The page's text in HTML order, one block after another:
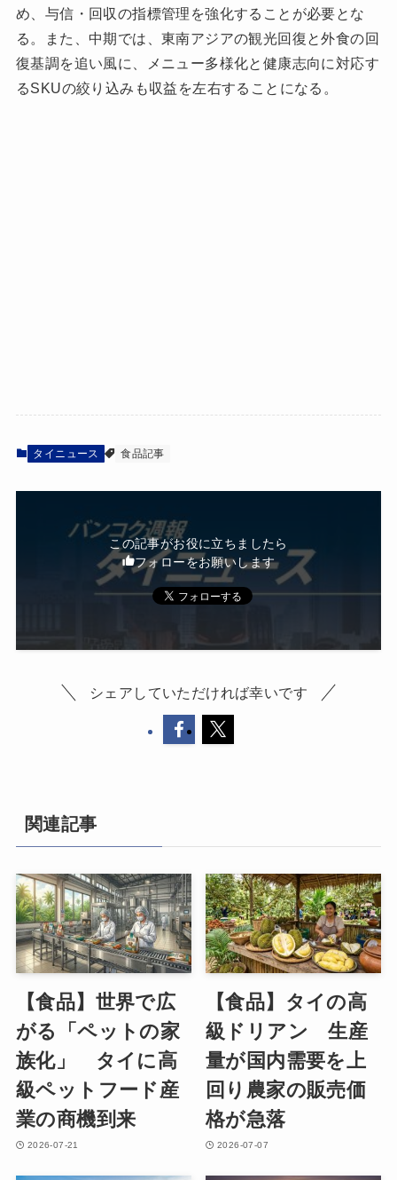
め、与信・回収の指標管理を強化することが必要とな
る。また、中期では、東南アジアの観光回復と外食の回
復基調を追い風に、メニュー多様化と健康志向に対応す
るSKUの絞り込みも収益を左右することになる。
タイニュース 食品記事
この記事がお役に立ちましたら
フォローをお願いします
シェアしていただければ幸いです
関連記事
【食品】世界で広
がる「ペットの家
族化」 タイに高
級ペットフード産
業の商機到来
2026-07-21
【食品】タイの高
級ドリアン 生産
量が国内需要を上
回り農家の販売価
格が急落
2026-07-07